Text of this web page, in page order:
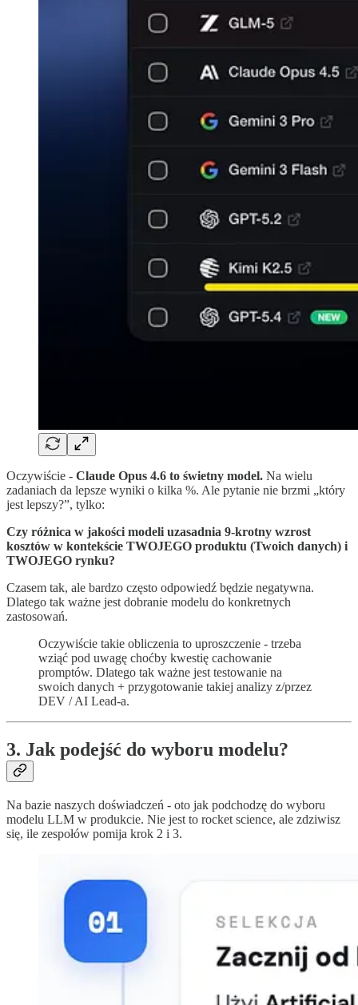
Oczywiście - Claude Opus 4.6 to świetny model. Na wielu
zadaniach da lepsze wyniki o kilka %. Ale pytanie nie brzmi „który
jest lepszy?”, tylko:
Czy różnica w jakości modeli uzasadnia 9-krotny wzrost
kosztów w kontekście TWOJEGO produktu (Twoich danych) i
TWOJEGO rynku?
Czasem tak, ale bardzo często odpowiedź będzie negatywna.
Dlatego tak ważne jest dobranie modelu do konkretnych
zastosowań.
Oczywiście takie obliczenia to uproszczenie - trzeba
wziąć pod uwagę choćby kwestię cachowanie
promptów. Dlatego tak ważne jest testowanie na
swoich danych + przygotowanie takiej analizy z/przez
DEV / AI Lead-a.
3. Jak podejść do wyboru modelu?
Na bazie naszych doświadczeń - oto jak podchodzę do wyboru
modelu LLM w produkcie. Nie jest to rocket science, ale zdziwisz
się, ile zespołów pomija krok 2 i 3.